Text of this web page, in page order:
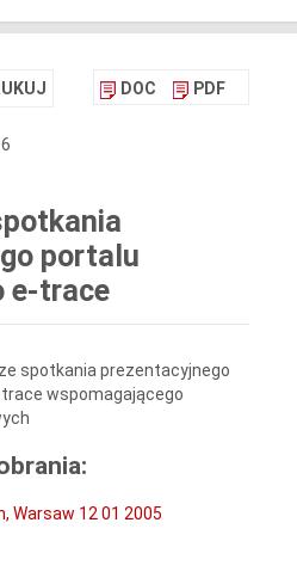
DOC PDF
portalu
e-trace
spotkania prezentacyjnego
wspomagającego
Warsaw 12 01 2005